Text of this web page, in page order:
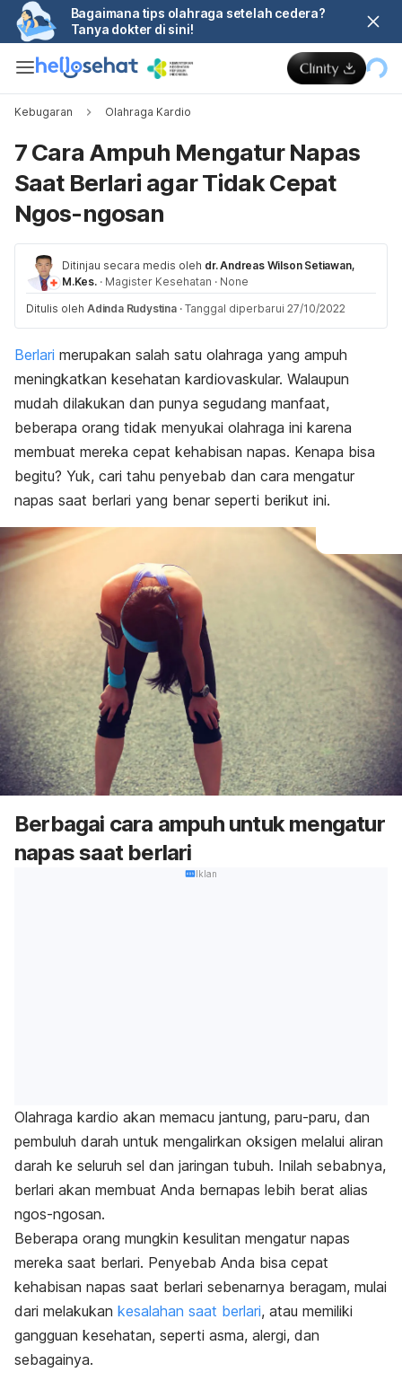
Bagaimana tips olahraga setelah cedera?
Tanya dokter di sini!
Kebugaran Olahraga Kardio
7 Cara Ampuh Mengatur Napas
Saat Berlari agar Tidak Cepat
Ngos-ngosan
Ditinjau secara medis oleh dr. Andreas Wilson Setiawan,
M.Kes. · Magister Kesehatan · None
Ditulis oleh Adinda Rudystina · Tanggal diperbarui 27/10/2022
Berlari merupakan salah satu olahraga yang ampuh
meningkatkan kesehatan kardiovaskular. Walaupun
mudah dilakukan dan punya segudang manfaat,
beberapa orang tidak menyukai olahraga ini karena
membuat mereka cepat kehabisan napas. Kenapa bisa
begitu? Yuk, cari tahu penyebab dan cara mengatur
napas saat berlari yang benar seperti berikut ini.
Berbagai cara ampuh untuk mengatur
napas saat berlari
Iklan
Olahraga kardio akan memacu jantung, paru-paru, dan
pembuluh darah untuk mengalirkan oksigen melalui aliran
darah ke seluruh sel dan jaringan tubuh. Inilah sebabnya,
berlari akan membuat Anda bernapas lebih berat alias
ngos-ngosan.
Beberapa orang mungkin kesulitan mengatur napas
mereka saat berlari. Penyebab Anda bisa cepat
kehabisan napas saat berlari sebenarnya beragam, mulai
dari melakukan kesalahan saat berlari, atau memiliki
gangguan kesehatan, seperti asma, alergi, dan
sebagainya.